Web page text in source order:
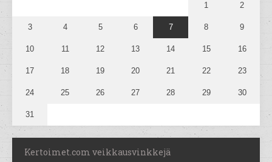
1 2
3 4 5 6 7 8 9
10 11 12 13 14 15 16
17 18 19 20 21 22 23
24 25 26 27 28 29 30
31
Kertoimet.com veikkausvinkkejä